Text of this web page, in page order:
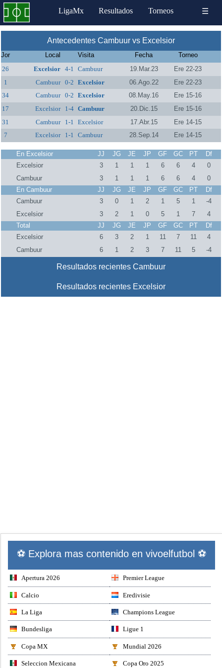
LigaMx Resultados Torneos ☰
Antecedentes Cambuur vs Excelsior
Jor Local Visita Fecha
Torneo
26
Excelsior 4-1 Cambuur 19.Mar.23
Ere 22-23
1
Cambuur 0-2 Excelsior 06.Ago.22
Ere 22-23
34
Cambuur 0-2 Excelsior 08.May.16
Ere 15-16
17
Excelsior 1-4 Cambuur 20.Dic.15
Ere 15-16
31
Cambuur 1-1 Excelsior 17.Abr.15
Ere 14-15
7
Excelsior 1-1 Cambuur 28.Sep.14 Ere 14-15
En Excelsior JJ JG JE JP GF GC PT
Df
Excelsior
3 1 1 1 6 6 4
0
Cambuur
3 1 1 1 6 6 4
0
En Cambuur
JJ JG JE JP GF GC PT
Df
Cambuur
3 0 1 2 1 5 1
-4
Excelsior
3 2 1 0 5 1 7
4
Total
JJ JG JE JP GF GC PT
Df
Excelsior
6 3 2 1 11 7 11
4
Cambuur
6 1 2 3 7 11 5 -4
Resultados recientes Cambuur
Resultados recientes Excelsior
⚽ Explora mas contenido en vivoelfutbol ⚽
Apertura 2026 Premier League
Calcio Eredivisie
La Liga Champions League
Bundesliga Ligue 1
Copa MX Mundial 2026
Seleccion Mexicana Copa Oro 2025